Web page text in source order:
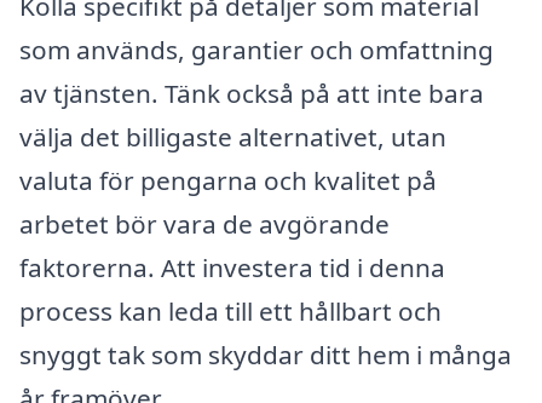
som används, garantier och omfattning
av tjänsten. Tänk också på att inte bara
välja det billigaste alternativet, utan
valuta för pengarna och kvalitet på
arbetet bör vara de avgörande
faktorerna. Att investera tid i denna
process kan leda till ett hållbart och
snyggt tak som skyddar ditt hem i många